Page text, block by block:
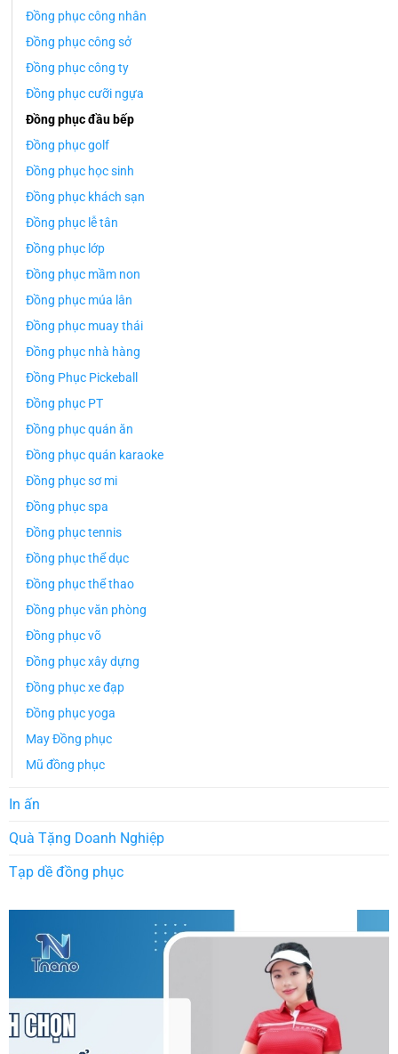
Đồng phục công nhân
Đồng phục công sở
Đồng phục công ty
Đồng phục cưỡi ngựa
Đồng phục đầu bếp
Đồng phục golf
Đồng phục học sinh
Đồng phục khách sạn
Đồng phục lễ tân
Đồng phục lớp
Đồng phục mầm non
Đồng phục múa lân
Đồng phục muay thái
Đồng phục nhà hàng
Đồng Phục Pickeball
Đồng phục PT
Đồng phục quán ăn
Đồng phục quán karaoke
Đồng phục sơ mi
Đồng phục spa
Đồng phục tennis
Đồng phục thể dục
Đồng phục thể thao
Đồng phục văn phòng
Đồng phục võ
Đồng phục xây dựng
Đồng phục xe đạp
Đồng phục yoga
May Đồng phục
Mũ đồng phục
In ấn
Quà Tặng Doanh Nghiệp
Tạp dề đồng phục